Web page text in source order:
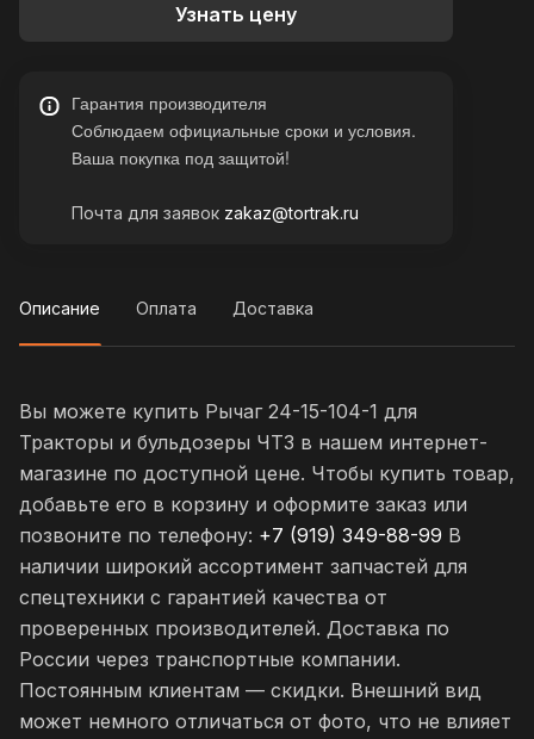
Узнать цену
Гарантия производителя
Соблюдаем официальные сроки и условия.
Ваша покупка под защитой!
Почта для заявок zakaz@tortrak.ru
Описание Оплата Доставка
Вы можете купить Рычаг 24-15-104-1 для
Тракторы и бульдозеры ЧТЗ в нашем интернет-
магазине по доступной цене. Чтобы купить товар,
добавьте его в корзину и оформите заказ или
позвоните по телефону: +7 (919) 349-88-99 В
наличии широкий ассортимент запчастей для
спецтехники с гарантией качества от
проверенных производителей. Доставка по
России через транспортные компании.
Постоянным клиентам — скидки. Внешний вид
может немного отличаться от фото, что не влияет